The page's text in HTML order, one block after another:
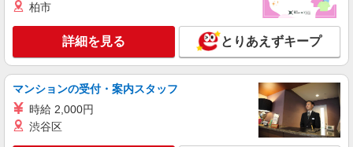
キープ 詳細を見る
株式会社kotrio /●UT-H-2068599
鹿沼市のデイサービス♪日勤のみ！残業ゼロで
時給1500円〜2125円 ＜日払い有/週払い有/交
柏市
詳細を見る とりあえずキープ
マンションの受付・案内スタッフ
時給 2,000円
渋谷区